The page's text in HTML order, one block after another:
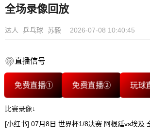
全场录像回放
达人 乒乓球 苏毅 2026-07-08 10:40:45
直播信号
免费直播① 免费直播② 玩球
比赛录像↓
[小红书] 07月8日 世界杯1/8决赛 阿根廷vs埃及